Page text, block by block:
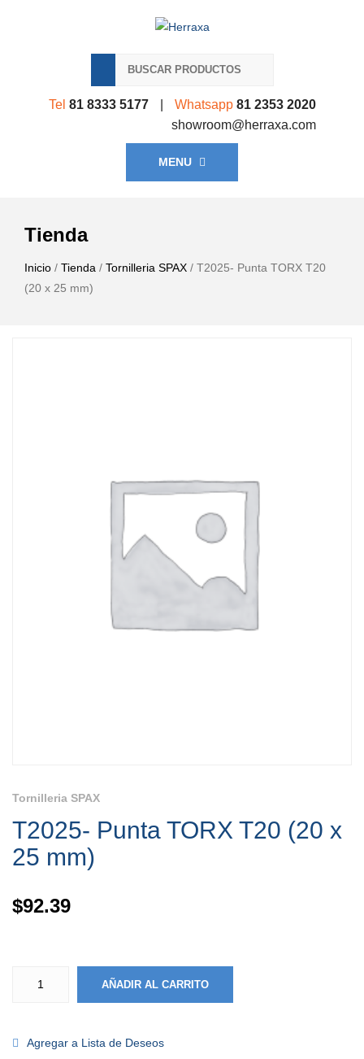
Tel 81 8333 5177 Whatsapp 81 2353 2020
showroom@herraxa.com
MENU
Tienda
Inicio / Tienda / Tornilleria SPAX / T2025- Punta TORX T20
(20 x 25 mm)
Tornilleria SPAX
T2025- Punta TORX T20 (20 x
25 mm)
$92.39
AÑADIR AL CARRITO
Agregar a Lista de Deseos